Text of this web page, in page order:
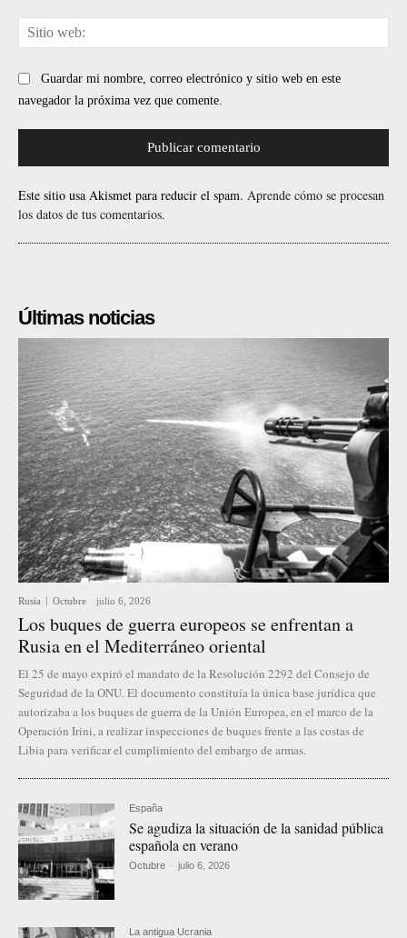
Guardar mi nombre, correo electrónico y sitio web en este
navegador la próxima vez que comente.
Este sitio usa Akismet para reducir el spam. Aprende cómo se procesan
los datos de tus comentarios.
Últimas noticias
Rusia Octubre - julio 6, 2026
Los buques de guerra europeos se enfrentan a
Rusia en el Mediterráneo oriental
El 25 de mayo expiró el mandato de la Resolución 2292 del Consejo de
Seguridad de la ONU. El documento constituía la única base jurídica que
autorizaba a los buques de guerra de la Unión Europea, en el marco de la
Operación Irini, a realizar inspecciones de buques frente a las costas de
Libia para verificar el cumplimiento del embargo de armas.
España
Se agudiza la situación de la sanidad pública
española en verano
Octubre - julio 6, 2026
La antigua Ucrania